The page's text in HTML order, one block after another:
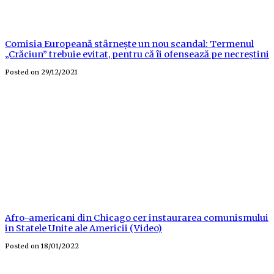
Comisia Europeană stârnește un nou scandal: Termenul
„Crăciun” trebuie evitat, pentru că îi ofensează pe necreștini
Posted on 29/12/2021
Afro-americani din Chicago cer instaurarea comunismului
in Statele Unite ale Americii (Video)
Posted on 18/01/2022